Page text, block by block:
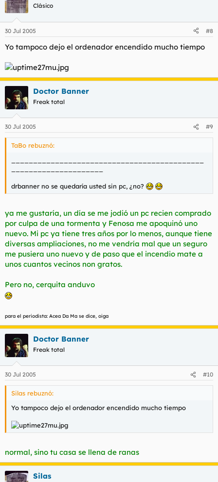
Clásico
30 Jul 2005 #8
Yo tampoco dejo el ordenador encendido mucho tiempo
Doctor Banner
Freak total
30 Jul 2005 #9
TaBo rebuznó:
drbanner no se quedaría usted sin pc, ¿no?
ya me gustaría, un día se me jodió un pc recien comprado
por culpa de una tormenta y Fenosa me apoquinó uno
nuevo. Mi pc ya tiene tres años por lo menos, aunque tiene
diversas ampliaciones, no me vendría mal que un seguro
me pusiera uno nuevo y de paso que el incendio mate a
unos cuantos vecinos non gratos.
Pero no, cerquita anduvo
para el periodista: Acea Da Ma se dice, oiga
Doctor Banner
Freak total
30 Jul 2005 #10
Silas rebuznó:
Yo tampoco dejo el ordenador encendido mucho tiempo
normal, sino tu casa se llena de ranas
Silas